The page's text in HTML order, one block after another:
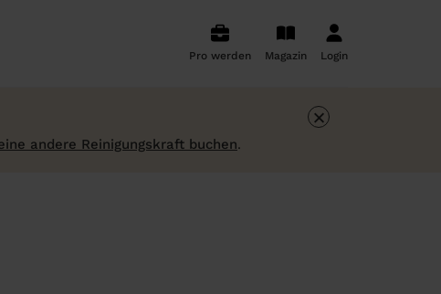
Pro werden Magazin Login
andere Reinigungskraft buchen.
×